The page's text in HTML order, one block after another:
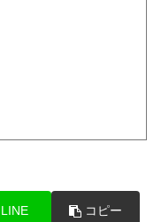
LINE コピー